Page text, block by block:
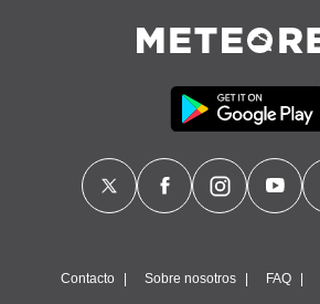
Contacto Sobre nosotros FAQ